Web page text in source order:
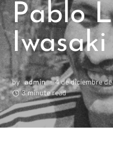
Pablo
Iwasaki
by admin 4 de diciembre
3 minute read